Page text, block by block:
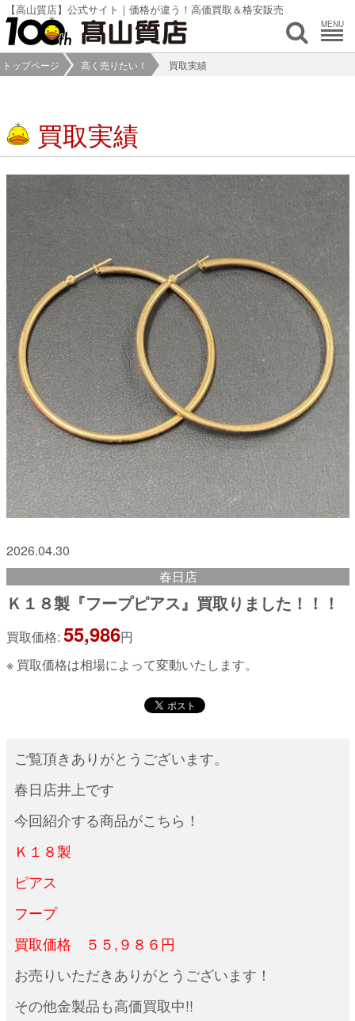
【高山質店】公式サイト｜価格が違う！高価買取＆格安販売
MENU
トップページ 高く売りたい！ 買取実績
買取実績
2026.04.30
春日店
Ｋ１８製『フープピアス』買取りました！！！
買取価格: 55,986円
※ 買取価格は相場によって変動いたします。
ご覧頂きありがとうございます。
春日店井上です
今回紹介する商品がこちら！
Ｋ１８製
ピアス
フープ
買取価格 ５５,９８６円
お売りいただきありがとうございます！
その他金製品も高価買取中!!